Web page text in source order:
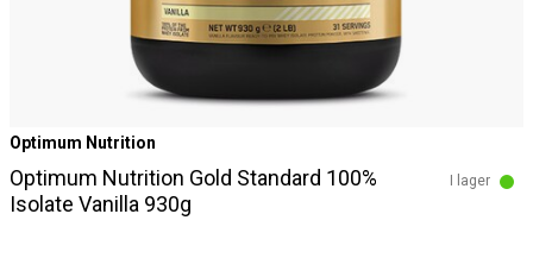
Optimum Nutrition
Optimum Nutrition Gold Standard 100%
Isolate Vanilla 930g
I lager